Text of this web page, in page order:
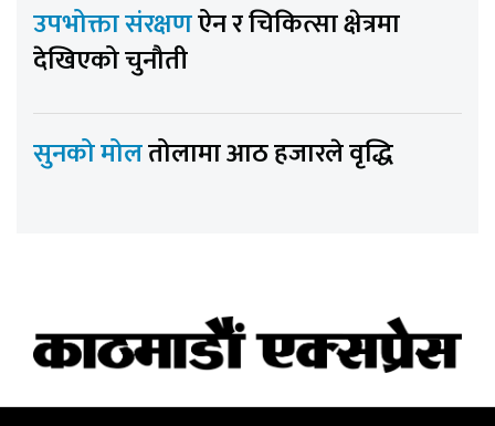
उपभोक्ता संरक्षणऐन र चिकित्सा क्षेत्रमा
देखिएको चुनौती
सुनको मोलतोलामा आठ हजारले वृद्धि